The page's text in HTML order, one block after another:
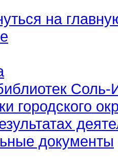
на
Соль-
городского
документы